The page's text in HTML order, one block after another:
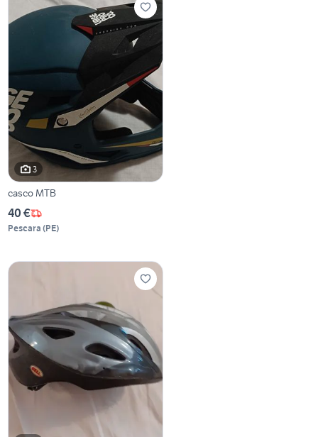
3
casco MTB
40 €
Pescara (PE)